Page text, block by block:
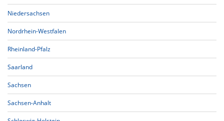
Niedersachsen
Nordrhein-Westfalen
Rheinland-Pfalz
Saarland
Sachsen
Sachsen-Anhalt